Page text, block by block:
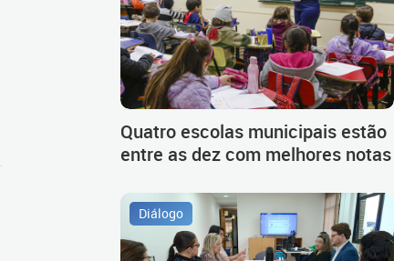
Quatro escolas municipais estão
entre as dez com melhores notas
Diálogo